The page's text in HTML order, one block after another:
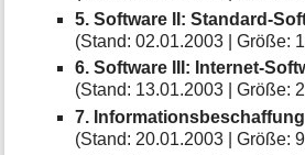
5. Software II: Standard-
(Stand: 02.01.2003 | Größe:
6. Software III: Internet-
(Stand: 13.01.2003 | Größe:
7.
(Stand: 20.01.2003 | Größe: